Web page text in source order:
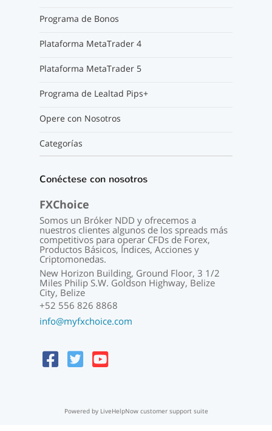
Programa de Bonos
Plataforma MetaTrader 4
Plataforma MetaTrader 5
Programa de Lealtad Pips+
Opere con Nosotros
Categorías
Conéctese con nosotros
FXChoice
Somos un Bróker NDD y ofrecemos a
nuestros clientes algunos de los spreads más
competitivos para operar CFDs de Forex,
Productos Básicos, Índices, Acciones y
Criptomonedas.
New Horizon Building, Ground Floor, 3 1/2
Miles Philip S.W. Goldson Highway, Belize
City, Belize
+52 556 826 8868
info@myfxchoice.com
Powered by LiveHelpNow customer support suite